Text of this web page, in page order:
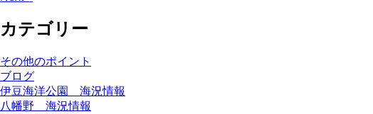
カテゴリー
その他のポイント
ブログ
伊豆海洋公園 海況情報
八幡野 海況情報